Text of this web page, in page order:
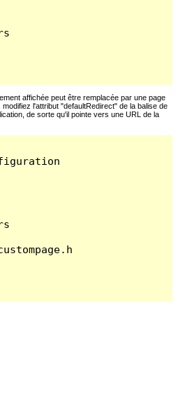
affichée peut être remplacée par une page
l'attribut "defaultRedirect" de la balise de
de sorte qu'il pointe vers une URL de la